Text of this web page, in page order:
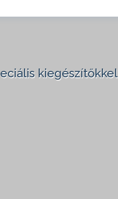
kiegészítőkkel